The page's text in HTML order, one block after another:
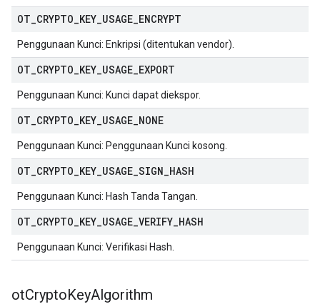
OT CRYPTO KEY USAGE ENCRYPT
Penggunaan Kunci: Enkripsi (ditentukan vendor).
OT CRYPTO KEY USAGE EXPORT
Penggunaan Kunci: Kunci dapat diekspor.
OT CRYPTO KEY USAGE NONE
Penggunaan Kunci: Penggunaan Kunci kosong.
OT CRYPTO KEY USAGE SIGN HASH
Penggunaan Kunci: Hash Tanda Tangan.
OT CRYPTO KEY USAGE VERIFY HASH
Penggunaan Kunci: Verifikasi Hash.
otCryptoKeyAlgorithm